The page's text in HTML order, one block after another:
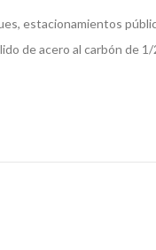
estacionamientos
de acero al carbón de 1/